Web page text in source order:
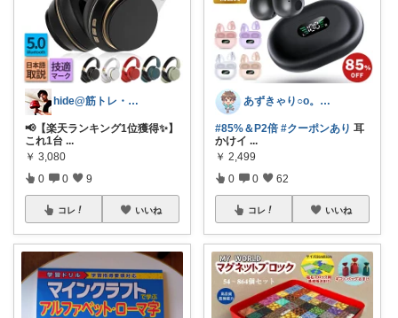
hide@筋トレ・健康・ダイエット
📢【楽天ランキング1位獲得✨】
これ1台 ...
￥ 3,080
0 0 9
コレ いいね
あずきゃり○o。.🐟🐠
#85%＆P2倍 #クーポンあり 耳
かけイ ...
￥ 2,499
0 0 62
コレ いいね